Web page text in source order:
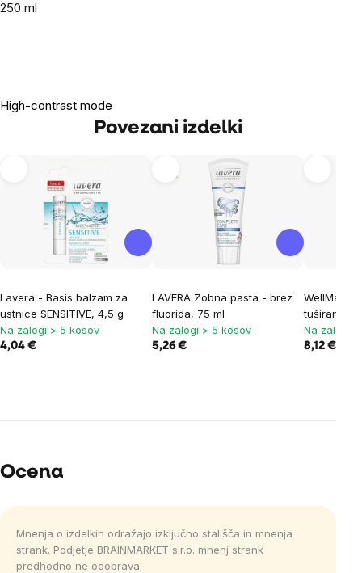
250 ml
High-contrast mode
Povezani izdelki
Lavera - Basis balzam za
ustnice SENSITIVE, 4,5 g
Na zalogi > 5 kosov
4,04 €
LAVERA Zobna pasta - brez
fluorida, 75 ml
Na zalogi > 5 kosov
5,26 €
WellMax®
tuširanje,
Na zalogi
8,12 €
Ocena
Mnenja o izdelkih odražajo izključno stališča in mnenja
strank. Podjetje BRAINMARKET s.r.o. mnenj strank
predhodno ne odobrava.